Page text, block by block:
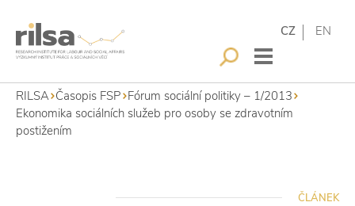
CZ EN
RILSA Časopis FSP Fórum sociální politiky – 1/2013
Ekonomika sociálních služeb pro osoby se zdravotním
postižením
ČLÁNEK